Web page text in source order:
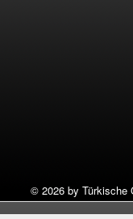
© 2026 by Türkische